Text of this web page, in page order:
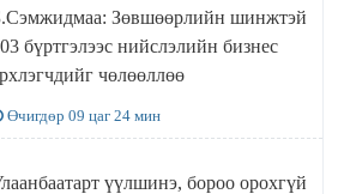
Зөвшөөрлийн шинжтэй
бүртгэлээс нийслэлийн бизнес
чөлөөллөө
Өчигдөр 09 цаг 24 мин
үүлшинэ, бороо орохгүй